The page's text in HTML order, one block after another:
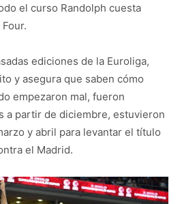
el curso Randolph cuesta
ediciones de la Euroliga,
y asegura que saben cómo
empezaron mal, fueron
a partir de diciembre, estuvieron
y abril para levantar el título
el Madrid.